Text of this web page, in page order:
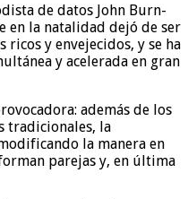
de datos John Burn-
en la natalidad dejó de ser
ricos y envejecidos, y se ha
y acelerada en gran
además de los
tradicionales, la
la manera en
parejas y, en última